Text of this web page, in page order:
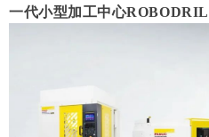
一代小型加工中心